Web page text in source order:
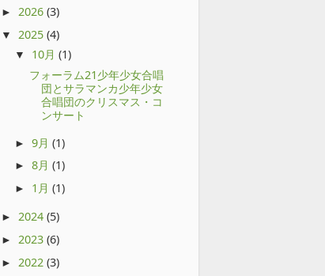
► 2026 (3)
▼ 2025 (4)
▼ 10月(1)
フォーラム21少年少女合唱
団とサラマンカ少年少女
合唱団のクリスマス・コ
ンサート
►9月(1)
►8月(1)
► 1月(1)
► 2024 (5)
► 2023 (6)
► 2022 (3)